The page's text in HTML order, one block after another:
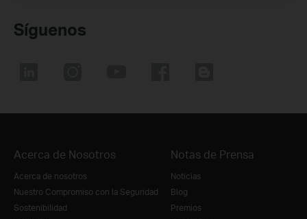
Síguenos
Acerca de Nosotros
Acerca de nosotros
Nuestro Compromiso con la Seguridad
Sostenibilidad
Notas de Prensa
Noticias
Blog
Premios